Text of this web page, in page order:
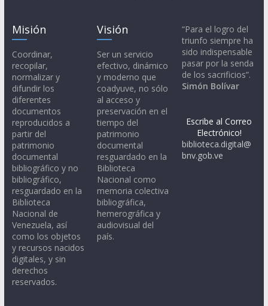
Misión
Coordinar,
recopilar,
normalizar y
difundir los
diferentes
documentos
reproducidos a
partir del
patrimonio
documental
bibliográfico y no
bibliográfico,
resguardado en la
Biblioteca
Nacional de
Venezuela, así
como los objetos
y recursos nacidos
digitales, y sin
derechos
reservados.
Visión
Ser un servicio
efectivo, dinámico
y moderno que
coadyuve, no sólo
al acceso y
preservación en el
tiempo del
patrimonio
documental
resguardado en la
Biblioteca
Nacional como
memoria colectiva
bibliográfica,
hemerográfica y
audiovisual del
país.
“Para el logro del
triunfo siempre ha
sido indispensable
pasar por la senda
de los sacrificios”.
Simón Bolívar
Escribe al Correo
Electrónico!
biblioteca.digital@
bnv.gob.ve